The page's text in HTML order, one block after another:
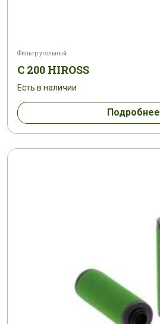
Фильтр угольный
C 200 HIROSS
Есть в наличии
Подробнее